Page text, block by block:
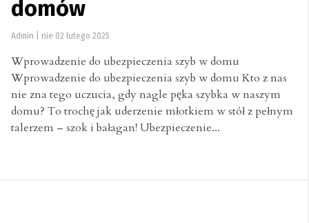
domów
Admin nie 02 lutego 2025
Wprowadzenie do ubezpieczenia szyb w domu
Wprowadzenie do ubezpieczenia szyb w domu Kto z nas
nie zna tego uczucia, gdy nagle pęka szybka w naszym
domu? To trochę jak uderzenie młotkiem w stół z pełnym
talerzem – szok i bałagan! Ubezpieczenie...